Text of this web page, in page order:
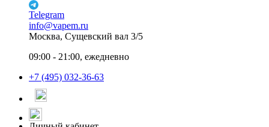
Telegram
info@vapem.ru
Москва, Сущевский вал 3/5
09:00 - 21:00, ежедневно
+7 (495) 032-36-63